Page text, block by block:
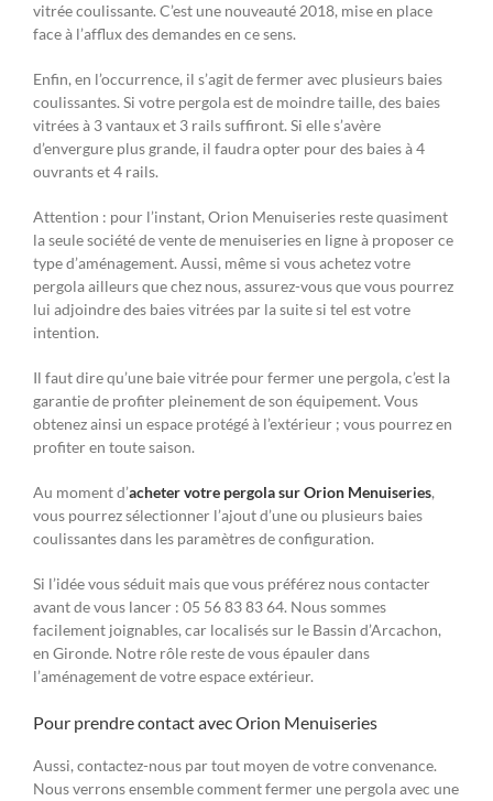
vitrée coulissante. C’est une nouveauté 2018, mise en place
face à l’afflux des demandes en ce sens.
Enfin, en l’occurrence, il s’agit de fermer avec plusieurs baies
coulissantes. Si votre pergola est de moindre taille, des baies
vitrées à 3 vantaux et 3 rails suffiront. Si elle s’avère
d’envergure plus grande, il faudra opter pour des baies à 4
ouvrants et 4 rails.
Attention : pour l’instant, Orion Menuiseries reste quasiment
la seule société de vente de menuiseries en ligne à proposer ce
type d’aménagement. Aussi, même si vous achetez votre
pergola ailleurs que chez nous, assurez-vous que vous pourrez
lui adjoindre des baies vitrées par la suite si tel est votre
intention.
Il faut dire qu’une baie vitrée pour fermer une pergola, c’est la
garantie de profiter pleinement de son équipement. Vous
obtenez ainsi un espace protégé à l’extérieur ; vous pourrez en
profiter en toute saison.
Au moment d’acheter votre pergola sur Orion Menuiseries,
vous pourrez sélectionner l’ajout d’une ou plusieurs baies
coulissantes dans les paramètres de configuration.
Si l’idée vous séduit mais que vous préférez nous contacter
avant de vous lancer : 05 56 83 83 64. Nous sommes
facilement joignables, car localisés sur le Bassin d’Arcachon,
en Gironde. Notre rôle reste de vous épauler dans
l’aménagement de votre espace extérieur.
Pour prendre contact avec Orion Menuiseries
Aussi, contactez-nous par tout moyen de votre convenance.
Nous verrons ensemble comment fermer une pergola avec une